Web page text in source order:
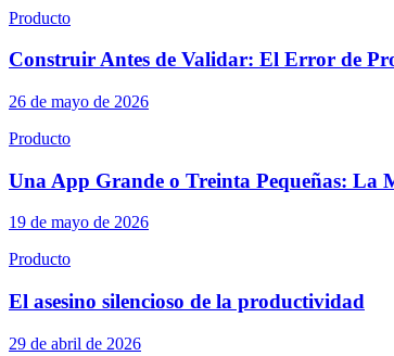
Producto
Construir Antes de Validar: El Error de
26 de mayo de 2026
Producto
Una App Grande o Treinta Pequeñas: La
19 de mayo de 2026
Producto
El asesino silencioso de la productividad
29 de abril de 2026